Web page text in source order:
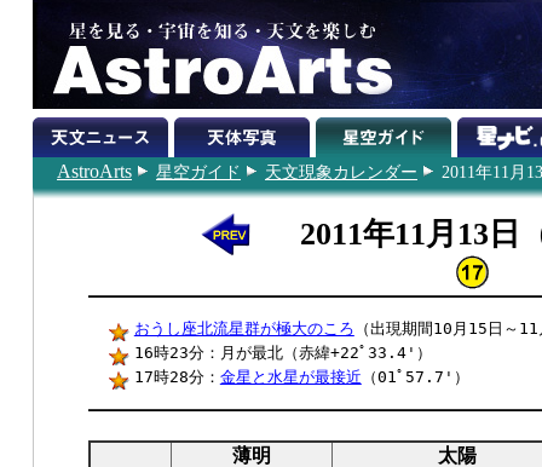
AstroArts 星空ガイド 天文現象カレンダー 2011年11月
2011年11月13日
おうし座北流星群が極大のころ （出現期間10月15日～
16時23分：月が最北（赤緯+22ﾟ33.4'）
17時28分： 金星と水星が最接近 （01ﾟ57.7'）
薄明
太陽